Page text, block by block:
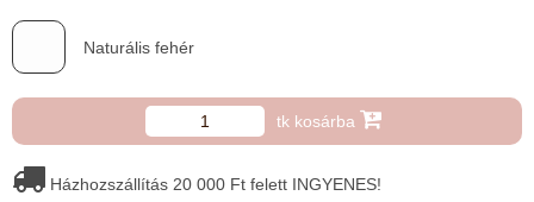
Naturális fehér
tk kosárba
Házhozszállítás 20 000 Ft felett INGYENES!